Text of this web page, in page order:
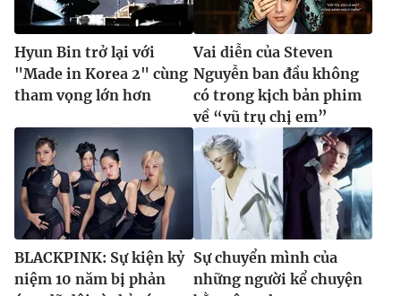
Hyun Bin trở lại với
"Made in Korea 2" cùng
tham vọng lớn hơn
Vai diễn của Steven
Nguyễn ban đầu không
có trong kịch bản phim
về “vũ trụ chị em”
BLACKPINK: Sự kiện kỷ
niệm 10 năm bị phản
Sự chuyển mình của
những người kể chuyện